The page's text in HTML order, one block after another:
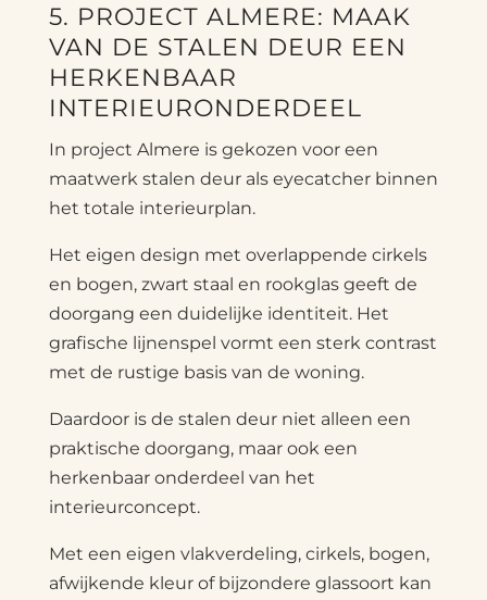
5. PROJECT ALMERE: MAAK
VAN DE STALEN DEUR EEN
HERKENBAAR
INTERIEURONDERDEEL
In project Almere is gekozen voor een
maatwerk stalen deur als eyecatcher binnen
het totale interieurplan.
Het eigen design met overlappende cirkels
en bogen, zwart staal en rookglas geeft de
doorgang een duidelijke identiteit. Het
grafische lijnenspel vormt een sterk contrast
met de rustige basis van de woning.
Daardoor is de stalen deur niet alleen een
praktische doorgang, maar ook een
herkenbaar onderdeel van het
interieurconcept.
Met een eigen vlakverdeling, cirkels, bogen,
afwijkende kleur of bijzondere glassoort kan